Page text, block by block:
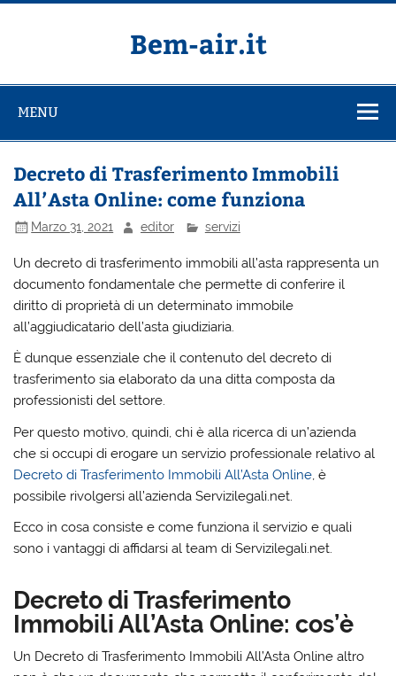
Salta
Bem-air.it
MENU
Decreto di Trasferimento Immobili
All’Asta Online: come funziona
Marzo 31, 2021 editor servizi
Un decreto di trasferimento immobili all’asta rappresenta un
documento fondamentale che permette di conferire il
diritto di proprietà di un determinato immobile
all’aggiudicatario dell’asta giudiziaria.
È dunque essenziale che il contenuto del decreto di
trasferimento sia elaborato da una ditta composta da
professionisti del settore.
Per questo motivo, quindi, chi è alla ricerca di un’azienda
che si occupi di erogare un servizio professionale relativo al
Decreto di Trasferimento Immobili All’Asta Online , è
possibile rivolgersi all’aziendaServizilegali.net
Ecco in cosa consiste e come funziona il servizio e quali
sono i vantaggi di affidarsi al team di Servizilegali.net.
Decreto di Trasferimento
Immobili All’Asta Online: cos’è
Un Decreto di Trasferimento Immobili All’Asta Online altro